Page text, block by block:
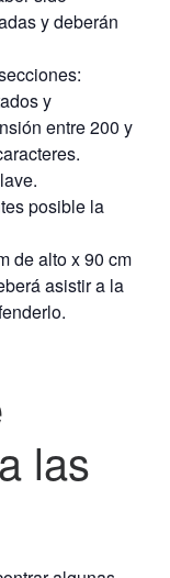
y deberán
y
entre 200 y
posible la
de alto x 90 cm
asistir a la
las